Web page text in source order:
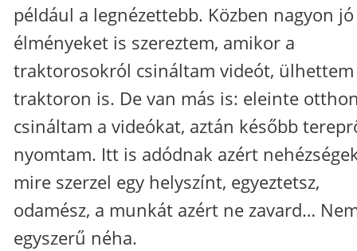
például a legnézettebb. Közben nagyon jó
élményeket is szereztem, amikor a
traktorosokról csináltam videót, ülhettem
traktoron is. De van más is: eleinte
csináltam a videókat, aztán később
nyomtam. Itt is adódnak azért
mire szerzel egy helyszínt, egyeztetsz,
odamész, a munkát azért ne zavard…
egyszerű néha.